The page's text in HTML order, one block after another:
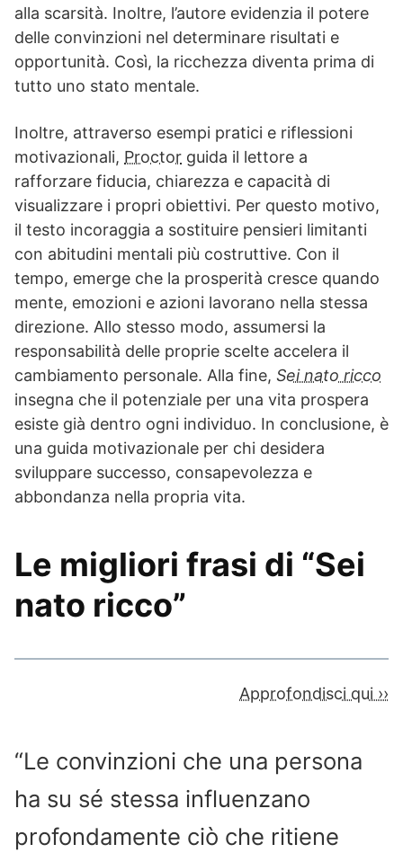
alla scarsità. Inoltre, l’autore evidenzia il potere
delle convinzioni nel determinare risultati e
opportunità. Così, la ricchezza diventa prima di
tutto uno stato mentale.
Inoltre, attraverso esempi pratici e riflessioni
motivazionali, Proctor guida il lettore a
rafforzare fiducia, chiarezza e capacità di
visualizzare i propri obiettivi. Per questo motivo,
il testo incoraggia a sostituire pensieri limitanti
con abitudini mentali più costruttive. Con il
tempo, emerge che la prosperità cresce quando
mente, emozioni e azioni lavorano nella stessa
direzione. Allo stesso modo, assumersi la
responsabilità delle proprie scelte accelera il
cambiamento personale. Alla fine, Sei nato ricco
insegna che il potenziale per una vita prospera
esiste già dentro ogni individuo. In conclusione, è
una guida motivazionale per chi desidera
sviluppare successo, consapevolezza e
abbondanza nella propria vita.
Le migliori frasi di “Sei
nato ricco”
Approfondisci qui ››
“Le convinzioni che una persona
ha su sé stessa influenzano
profondamente ciò che ritiene